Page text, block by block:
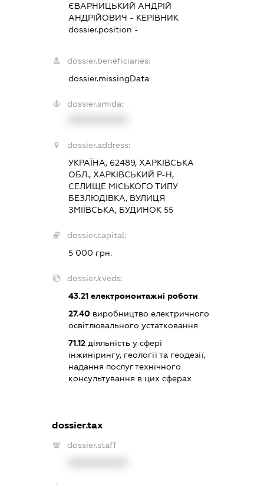
ЄВАРНИЦЬКИЙ АНДРІЙ
АНДРІЙОВИЧ - КЕРІВНИК
dossier.position -
dossier.beneficiaries:
dossier.missingData
dossier.smida:
dossier.address:
УКРАЇНА, 62489, ХАРКІВСЬКА
ОБЛ., ХАРКІВСЬКИЙ Р-Н,
СЕЛИЩЕ МІСЬКОГО ТИПУ
БЕЗЛЮДІВКА, ВУЛИЦЯ
ЗМІЇВСЬКА, БУДИНОК 55
dossier.capital:
5 000 грн.
dossier.kveds:
43.21електромонтажні роботи
27.40виробництво електричного
освітлювального устатковання
71.12діяльність у сфері
інжинірингу, геології та геодезії,
надання послуг технічного
консультування в цих сферах
dossier.tax
dossier.staff